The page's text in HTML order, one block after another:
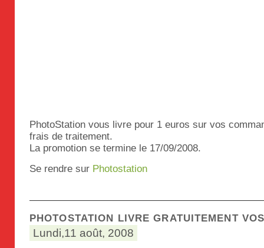
PhotoStation vous livre pour 1 euros sur vos
frais de traitement.
La promotion se termine le 17/09/2008.
Se rendre sur Photostation
PHOTOSTATION LIVRE GRATUITEMENT
Lundi,11 août, 2008